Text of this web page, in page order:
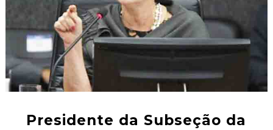
Presidente da Subseção da